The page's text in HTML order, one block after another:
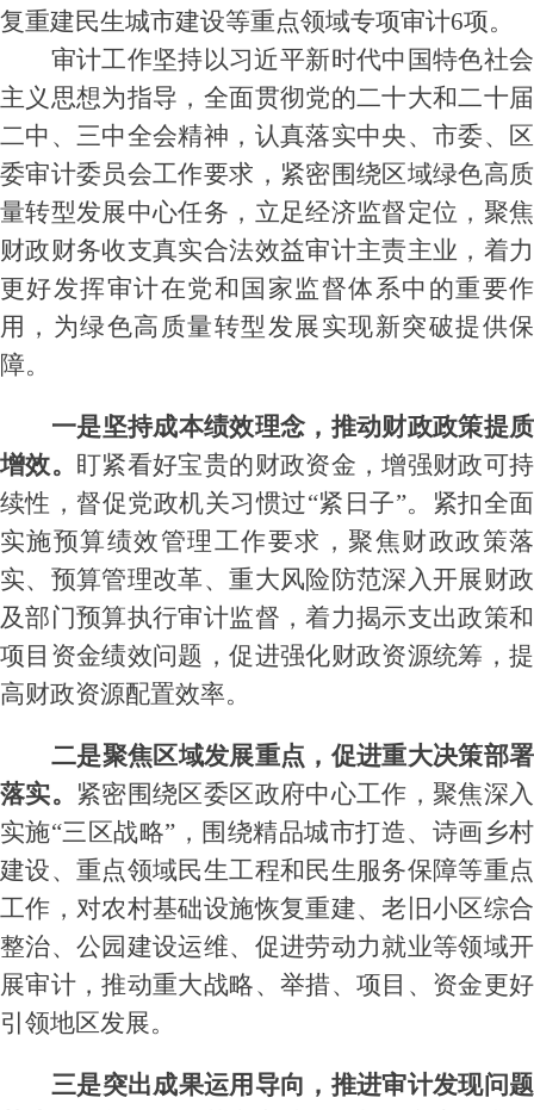
复重建民生城市建设等重点领域专项审计6项。
审计工作坚持以习近平新时代中国特色社会
主义思想为指导，全面贯彻党的二十大和二十届
二中、三中全会精神，认真落实中央、市委、区
委审计委员会工作要求， 紧密围绕区域绿色高质
量转型发展中心任务，立足经济监督定位，聚焦
财政财务收支真实合法效益审计主责主业， 着力
更好发挥审计在党和国家监督体系中的重要作
用， 为绿色高质量转型发展实现新突破提供保
障。
一是坚持成本绩效理念，推动财政政策提质
增效。 盯紧看好宝贵的财政资金，增强财政可持
续性，督促党政机关习惯过“紧日子”。
紧扣全面
实施预算绩效管理工作要求， 聚焦财政政策落
实、预算管理改革、重大风险防范深入开展财政
及部门预算执行审计监督 ，着力揭示支出政策和
项目资金绩效问题，促进强化财政资源统筹，提
高财政资源配置效率。
二是聚焦区域发展重点 ，促进重大决策部署
落实。 紧密围绕区委区政府中心工作，聚焦深入
实施“三区战略” ，围绕精品城市打造、诗画 乡村
建设、重点领域民生工程和民生服务保障等重点
工作 ，对农村基础设施恢复重建、老旧小区综合
整治、公园建设运维、促进劳动力就业等领域开
展审计，推动重大战略、举措、项目、资金更好
引领地区发展。
三是突出成果运用导向 ， 推进审计发现问题